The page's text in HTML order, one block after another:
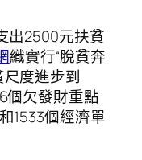
出2500元扶貧
織實行“脫貧奔
尺度進步到
個欠發財重點
1533個經濟單